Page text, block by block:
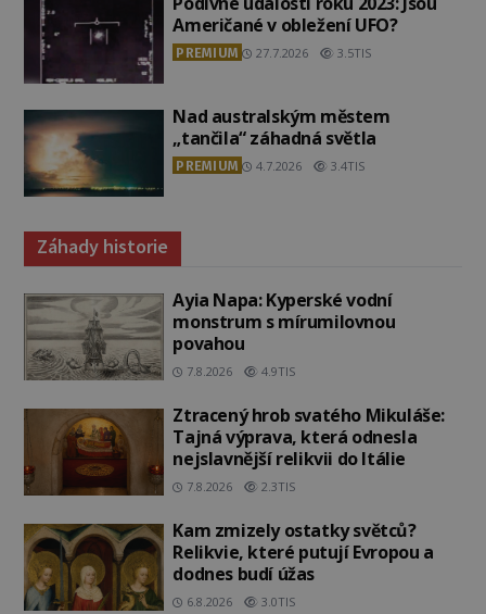
Američané v obležení UFO?
PREMIUM 27.7.2026 3.5TIS
Nad australským městem
„tančila“ záhadná světla
PREMIUM 4.7.2026 3.4TIS
Záhady historie
Ayia Napa: Kyperské vodní
monstrum s mírumilovnou
povahou
7.8.2026 4.9TIS
Ztracený hrob svatého Mikuláše:
Tajná výprava, která odnesla
nejslavnější relikvii do Itálie
7.8.2026 2.3TIS
Kam zmizely ostatky světců?
Relikvie, které putují Evropou a
dodnes budí úžas
6.8.2026 3.0TIS